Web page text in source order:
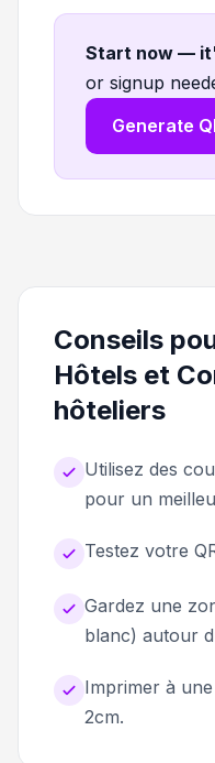
Start now —
or signup
Generate
Conseils
Hôtels et
hôteliers
Utilisez des
pour un
Testez votre
Gardez une
blanc) autour
Imprimer à
2cm.